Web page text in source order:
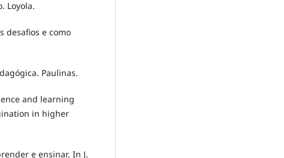
Loyola.
desafios e como
Paulinas.
and learning
in higher
e ensinar. In J.